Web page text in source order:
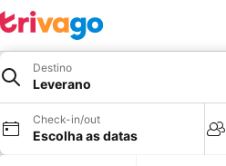
Destino
Leverano
Check-in/out
Escolha as datas